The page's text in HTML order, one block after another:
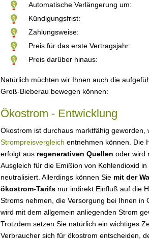
Automatische Verlängerung um:
Kündigungsfrist:
Zahlungsweise:
Preis für das erste Vertragsjahr:
Preis darüber hinaus:
Natürlich müchten wir Ihnen auch die
Groß-Bieberau bewegen können:
Ökostrom - Entwicklung
Ökostrom ist durchaus marktfähig geworden,
Strompreisvergleich entnehmen können. Die
erfolgt aus regenerativen Quellen oder wird
Ausgleich für die Emißion von Kohlendioxid
neutralisiert. Allerdings können Sie mit der
ökostrom-Tarifs nur indirekt Einfluß auf die
Stroms nehmen, die Versorgung bei Ihnen in
wird mit dem allgemein anliegenden Strom
Trotzdem setzen Sie natürlich ein wichtiges
Verbraucher sich für ökostrom entscheiden,